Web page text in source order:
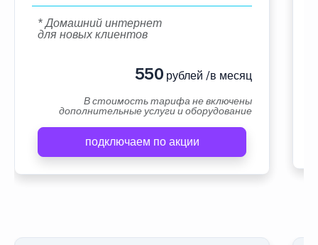
* Домашний интернет
для новых клиентов
550 рублей /в месяц
В стоимость тарифа не включены
дополнительные услуги и оборудование
подключаем по акции